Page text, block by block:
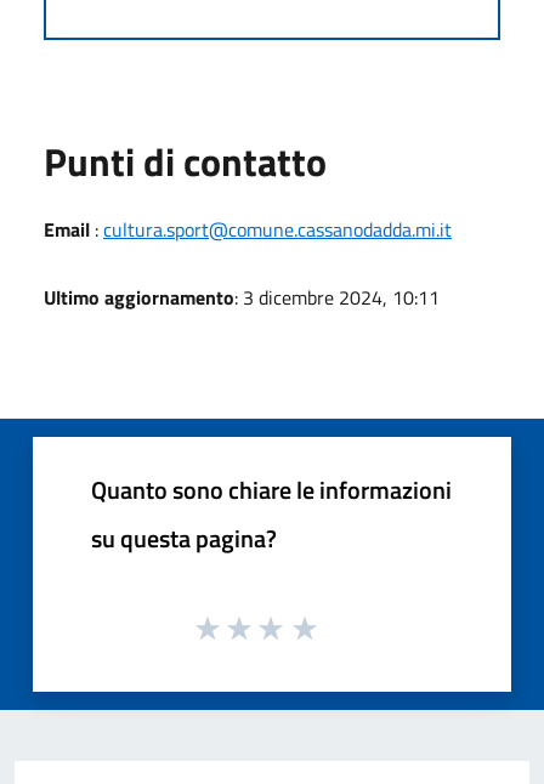
Punti di contatto
Email :cultura.sport@comune.cassanodadda.mi.it
Ultimo aggiornamento: 3 dicembre 2024, 10:11
Quanto sono chiare le informazioni
su questa pagina?